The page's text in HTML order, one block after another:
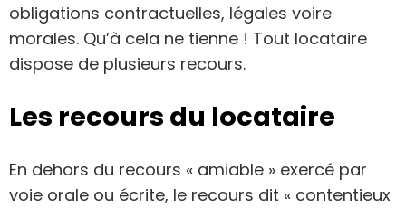
obligations contractuelles, légales voire
morales. Qu’à cela ne tienne ! Tout locataire
dispose de plusieurs recours.
Les recours du locataire
En dehors du recours « amiable » exercé par
voie orale ou écrite, le recours dit « contentieux